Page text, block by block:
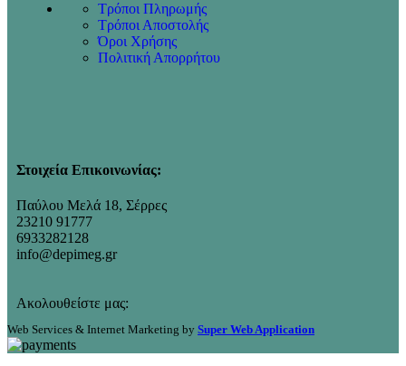
Τρόποι Πληρωμής
Τρόποι Αποστολής
Όροι Χρήσης
Πολιτική Απορρήτου
Στοιχεία Επικοινωνίας:
Παύλου Μελά 18, Σέρρες
23210 91777
6933282128
info@depimeg.gr
Ακολουθείστε μας:
Web Services & Internet Marketing by Super Web Application